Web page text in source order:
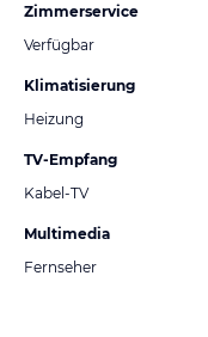
Zimmerservice
Verfügbar
Klimatisierung
Heizung
TV-Empfang
Kabel-TV
Multimedia
Fernseher